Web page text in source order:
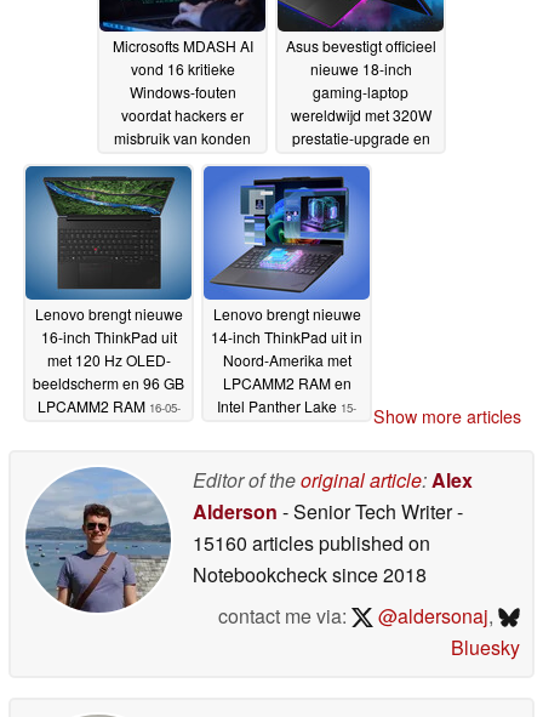
Microsofts MDASH AI
vond 16 kritieke
Windows-fouten
voordat hackers er
misbruik van konden
16-05-2026
Asus bevestigt officieel
nieuwe 18-inch
gaming-laptop
wereldwijd met 320W
prestatie-upgrade en
16-05-2026
Lenovo brengt nieuwe
16-inch ThinkPad uit
met 120 Hz OLED-
beeldscherm en 96 GB
LPCAMM2 RAM 16-05-
Lenovo brengt nieuwe
14-inch ThinkPad uit in
Noord-Amerika met
LPCAMM2 RAM en
Intel Panther Lake 15-
Show more articles
Editor of theoriginal article:Alex
Alderson - Senior Tech Writer-
15160 articles published on
Notebookchecksince 2018
contact me via:
@aldersonaj,
Bluesky